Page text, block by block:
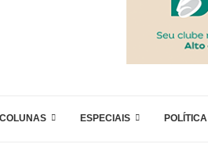
COLUNAS ESPECIAIS POLÍTICA